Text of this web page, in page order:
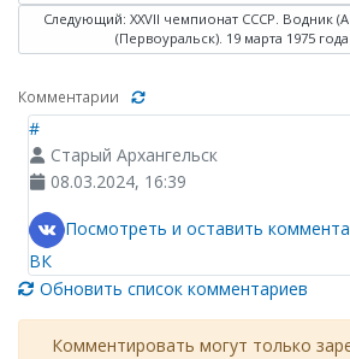
Следующий: XXVII чемпионат СССР. Водник
(Первоуральск). 19 марта 1975 года
Комментарии
#
Старый Архангельск
08.03.2024, 16:39
Посмотреть и оставить
ВК
Обновить список комментариев
Комментировать могут только